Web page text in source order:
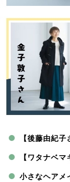
【後藤由紀
【ワタナベ
小さなヘアメ